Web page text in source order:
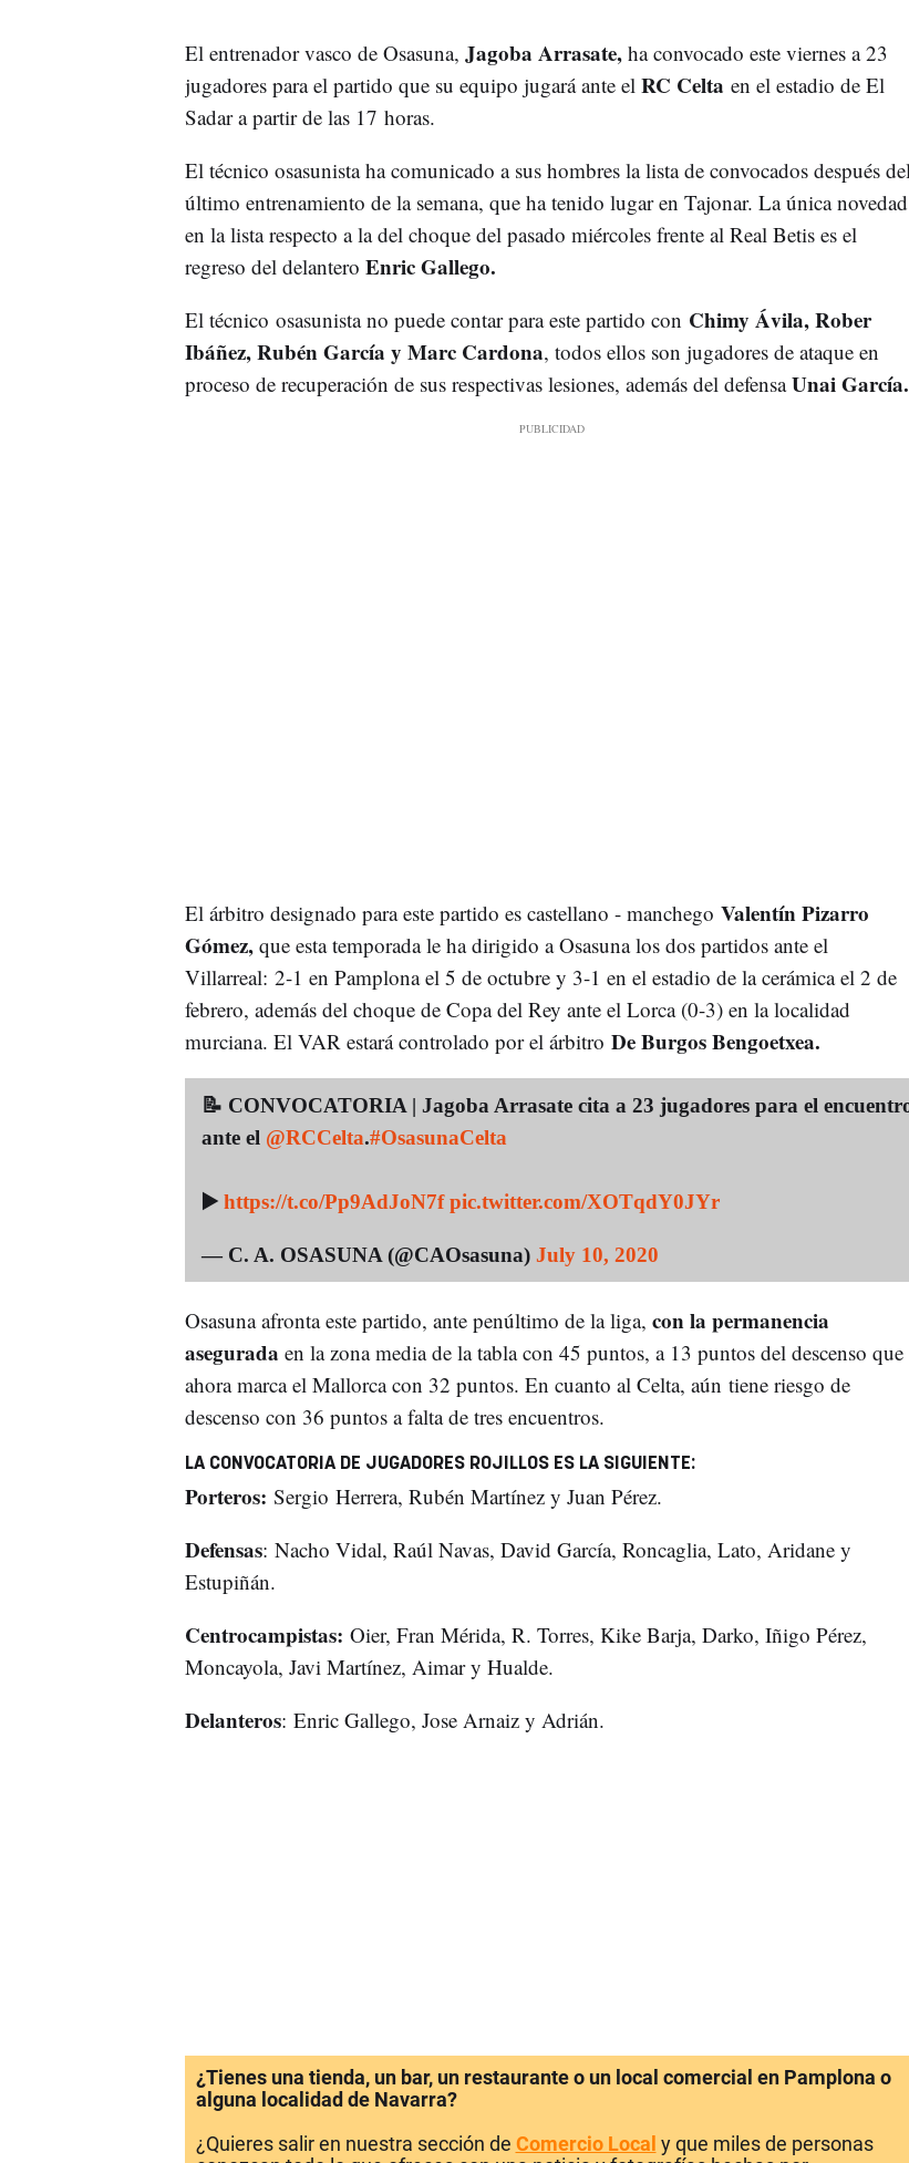
El entrenador vasco de Osasuna, Jagoba Arrasate,ha convocado este viernes a 23
jugadores para el partido que su equipo jugará ante el RC Celta en el estadio de El
Sadar a partir de las 17 horas.
El técnico osasunista ha comunicado a sus hombres la lista de convocados después del
último entrenamiento de la semana, que ha tenido lugar en Tajonar. La única novedad
en la lista respecto a la del choque del pasado miércoles frente al Real Betis es el
regreso del delantero Enric Gallego.
El técnico osasunista no puede contar para este partido con Chimy Ávila, Rober
Ibáñez, Rubén García y Marc Cardona, todos ellos son jugadores de ataque en
proceso de recuperación de sus respectivas lesiones, además del defensaUnai García.
El árbitro designado para este partido es castellano - manchego Valentín Pizarro
Gómez,que esta temporada le ha dirigido a Osasuna los dos partidos ante el
Villarreal: 2-1 en Pamplona el 5 de octubre y 3-1 en el estadio de la cerámica el 2 de
febrero, además del choque de Copa del Rey ante el Lorca (0-3) en la localidad
murciana. El VAR estará controlado por el árbitro De Burgos Bengoetxea.
📝 CONVOCATORIA | Jagoba Arrasate cita a 23 jugadores para el
ante el @RCCelta.#OsasunaCelta
▶️ https://t.co/Pp9AdJoN7f pic.twitter.com/XOTqdY0JYr
— C. A. OSASUNA (@CAOsasuna) July 10, 2020
Osasuna afronta este partido, ante penúltimo de la liga, con la permanencia
asegurada en la zona media de la tabla con 45 puntos, a 13 puntos del descenso que
ahora marca el Mallorca con 32 puntos. En cuanto al Celta, aún tiene riesgo de
descenso con 36 puntos a falta de tres encuentros.
LA CONVOCATORIA DE JUGADORESROJILLOS ES LA SIGUIENTE:
Porteros: Sergio Herrera, Rubén Martínez y Juan Pérez.
Defensas: Nacho Vidal, Raúl Navas, David García, Roncaglia, Lato, Aridane y
Estupiñán.
Centrocampistas: Oier, Fran Mérida, R. Torres, Kike Barja, Darko, Iñigo Pérez,
Moncayola, Javi Martínez, Aimar y Hualde.
Delanteros: Enric Gallego, Jose Arnaiz y Adrián.
¿Tienes una tienda, un bar, un restaurante o un local comercial en Pamplona o
alguna localidad de Navarra?
¿Quieres salir en nuestra sección de Comercio Local y que miles de personas